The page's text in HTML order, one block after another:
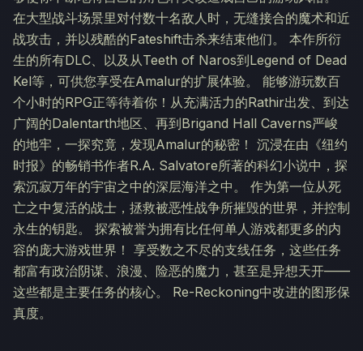
在大型战斗场景里对付数十名敌人时，无缝接合的魔术和近
战攻击，并以残酷的Fateshift击杀来结束他们。 本作所衍
生的所有DLC、以及从Teeth of Naros到Legend of Dead
Kel等，可供您享受在Amalur的扩展体验。 能够游玩数百
个小时的RPG正等待着你！从充满活力的Rathir出发、到达
广阔的Dalentarth地区、再到Brigand Hall Caverns严峻
的地牢，一探究竟，发现Amalur的秘密！ 沉浸在由《纽约
时报》的畅销书作者R.A. Salvatore所著的科幻小说中，探
索沉寂万年的宇宙之中的深层海洋之中。 作为第一位从死
亡之中复活的战士，拯救被恶性战争所摧毁的世界，并控制
永生的钥匙。 探索被誉为拥有比任何单人游戏都更多的内
容的庞大游戏世界！ 享受数之不尽的支线任务，这些任务
都富有政治阴谋、浪漫、险恶的魔力，甚至是异想天开——
这些都是主要任务的核心。 Re-Reckoning中改进的图形保
真度。